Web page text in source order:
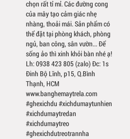
chọn rất tỉ mỉ. Các đường cong
của mây tạo cảm giác nhẹ
nhàng, thoải mái. Sản phẩm có
thể đặt tại phòng khách, phòng
ngủ, ban công, sân vườn... Để
sống ảo thì xinh khỏi bàn nhé ạ!
Lh: 0938 423 805 (zalo) Đc: 1s
Đinh Bộ Lĩnh, p15, Q.Bình
Thạnh, HCM
www.banghemaytrela.com
#ghexichdu #xichdumaytunhien
#xichdumaytredan
#xichdumaytreo
#ghexichdutreotrannha